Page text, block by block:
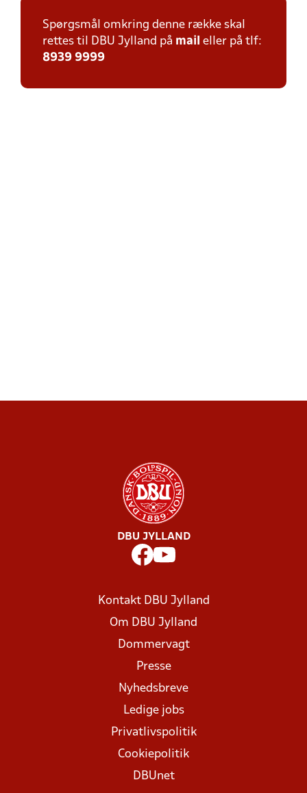
Spørgsmål omkring denne række skal
rettes til DBU Jylland på mail eller på tlf:
8939 9999
DBU JYLLAND
Kontakt DBU Jylland
Om DBU Jylland
Dommervagt
Presse
Nyhedsbreve
Ledige jobs
Privatlivspolitik
Cookiepolitik
DBUnet